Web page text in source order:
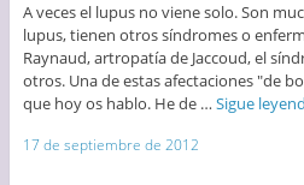
A veces el lupus no viene solo. Son
lupus, tienen otros síndromes o
Raynaud, artropatía de Jaccoud, el
otros. Una de estas afectaciones "de
que hoy os hablo. He de … Sigue
17 de septiembre de 2012